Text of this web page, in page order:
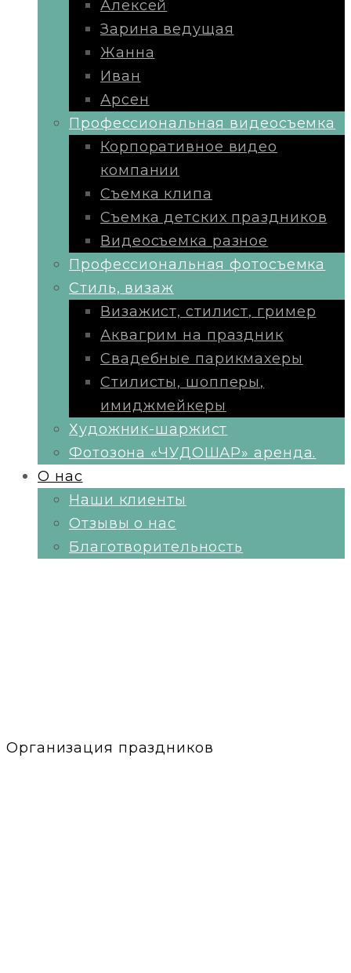
Алексей
Зарина ведущая
Жанна
Иван
Арсен
Профессиональная видеосъемка
Корпоративное видео
компании
Съемка клипа
Съемка детских праздников
Видеосъемка разное
Профессиональная фотосъемка
Стиль, визаж
Визажист, стилист, гример
Аквагрим на праздник
Свадебные парикмахеры
Стилисты, шопперы,
имиджмейкеры
Художник-шаржист
Фотозона «ЧУДОШАР» аренда.
О нас
Наши клиенты
Отзывы о нас
Благотворительность
Организация праздников